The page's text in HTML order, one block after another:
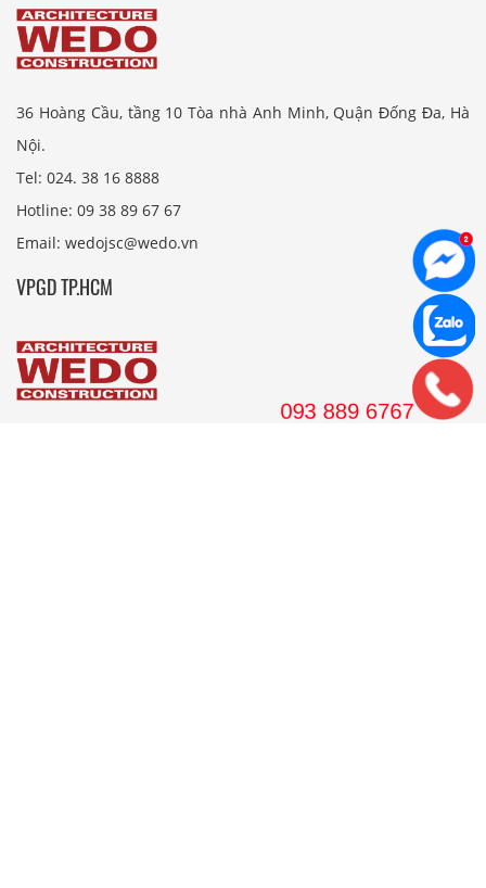
36 Hoàng Cầu, tầng 10 Tòa nhà Anh Minh, Quận Đống Đa, Hà
Nội.
Tel: 024. 38 16 8888
Hotline: 09 38 89 67 67
Email: wedojsc@wedo.vn
VPGD TP.HCM